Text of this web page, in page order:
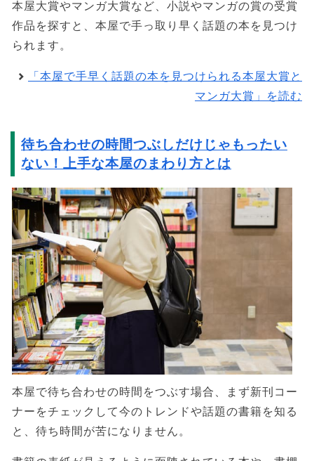
本屋大賞やマンガ大賞など、小説やマンガの賞の受賞
作品を探すと、本屋で手っ取り早く話題の本を見つけ
られます。
「本屋で手早く話題の本を見つけられる本屋大賞と
マンガ大賞」を読む
待ち合わせの時間つぶしだけじゃもったい
ない！上手な本屋のまわり方とは
本屋で待ち合わせの時間をつぶす場合、まず新刊コー
ナーをチェックして今のトレンドや話題の書籍を知る
と、待ち時間が苦になりません。